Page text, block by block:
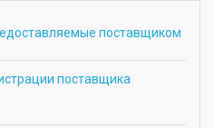
поставщиком
поставщика